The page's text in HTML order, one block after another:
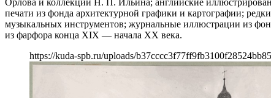
Орлова и коллекции Н. П. Ильина; английские
печати из фонда архитектурной графики и картографии;
музыкальных инструментов; журнальные иллюстрации из
из фарфора конца XIX — начала ХХ века.
https://kuda-spb.ru/uploads/